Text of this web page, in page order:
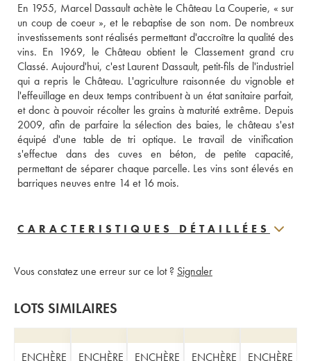
En 1955, Marcel Dassault achète le Château La Couperie, « sur
un coup de coeur », et le rebaptise de son nom. De nombreux
investissements sont réalisés permettant d'accroître la qualité des
vins. En 1969, le Château obtient le Classement grand cru
Classé. Aujourd'hui, c'est Laurent Dassault, petit-fils de l'industriel
qui a repris le Château. L'agriculture raisonnée du vignoble et
l'effeuillage en deux temps contribuent à un état sanitaire parfait,
et donc à pouvoir récolter les grains à maturité extrême. Depuis
2009, afin de parfaire la sélection des baies, le château s'est
équipé d'une table de tri optique. Le travail de vinification
s'effectue dans des cuves en béton, de petite capacité,
permettant de séparer chaque parcelle. Les vins sont élevés en
barriques neuves entre 14 et 16 mois.
CARACTERISTIQUES DÉTAILLÉES
Vous constatez une erreur sur ce lot ? Signaler
LOTS SIMILAIRES
ENCHÈRE ENCHÈRE ENCHÈRE ENCHÈRE ENCHÈRE